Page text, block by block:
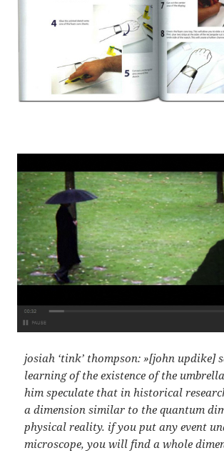
josiah ‘tink’ thompson: »[john updike]
learning of the existence of the
him speculate that in historical
a dimension similar to the quantum
physical reality. if you put any event
microscope, you will find a whole